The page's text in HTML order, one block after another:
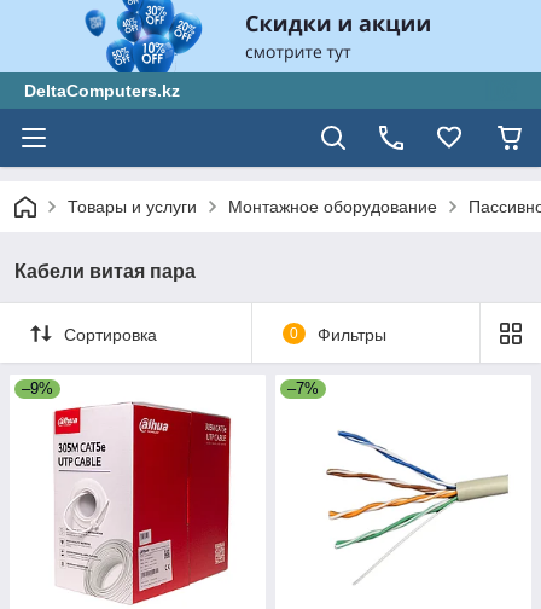
DeltaComputers.kz
Товары и услуги Монтажное оборудование
Кабели витая пара
Сортировка 0 Фильтры
–9% –7%